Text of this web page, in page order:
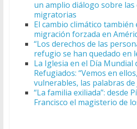
un amplio diálogo sobre las
migratorias
El cambio climático también
migración forzada en
“Los derechos de las
refugio se han quedado en
La Iglesia en el Día Mundial
Refugiados: “Vemos en
vulnerables, las palabras de
“La familia exiliada”: desde
Francisco el magisterio de